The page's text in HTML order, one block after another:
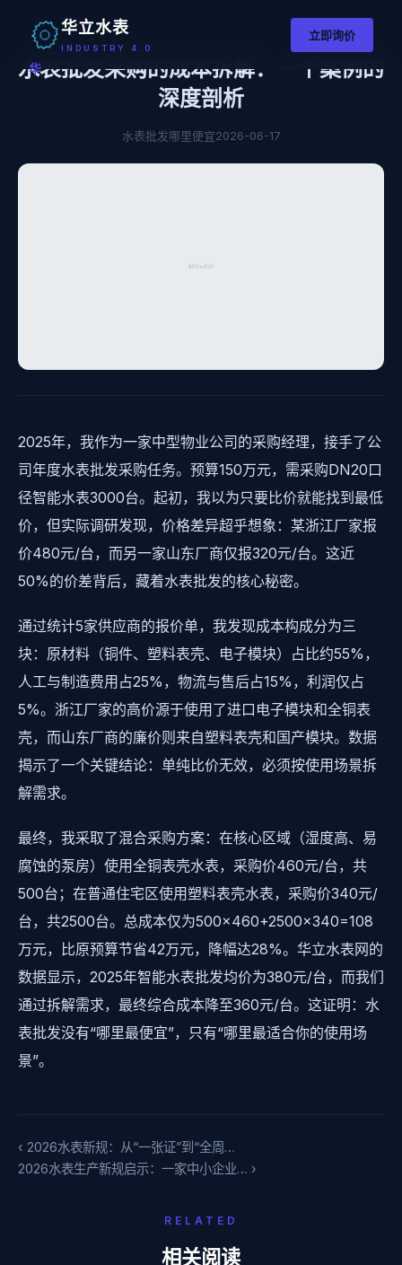
华
华立水表
INDUSTRY 4.0
立即询价
水表批发采购的成本拆解：一个案例的
深度剖析
水表批发哪里便宜2026-06-17
2025年，我作为一家中型物业公司的采购经理，接手了公
司年度水表批发采购任务。预算150万元，需采购DN20口
径智能水表3000台。起初，我以为只要比价就能找到最低
价，但实际调研发现，价格差异超乎想象：某浙江厂家报
价480元/台，而另一家山东厂商仅报320元/台。这近
50%的价差背后，藏着水表批发的核心秘密。
通过统计5家供应商的报价单，我发现成本构成分为三
块：原材料（铜件、塑料表壳、电子模块）占比约55%，
人工与制造费用占25%，物流与售后占15%，利润仅占
5%。浙江厂家的高价源于使用了进口电子模块和全铜表
壳，而山东厂商的廉价则来自塑料表壳和国产模块。数据
揭示了一个关键结论：单纯比价无效，必须按使用场景拆
解需求。
最终，我采取了混合采购方案：在核心区域（湿度高、易
腐蚀的泵房）使用全铜表壳水表，采购价460元/台，共
500台；在普通住宅区使用塑料表壳水表，采购价340元/
台，共2500台。总成本仅为500×460+2500×340=108
万元，比原预算节省42万元，降幅达28%。华立水表网的
数据显示，2025年智能水表批发均价为380元/台，而我们
通过拆解需求，最终综合成本降至360元/台。这证明：水
表批发没有“哪里最便宜”，只有“哪里最适合你的使用场
景”。
‹ 2026水表新规：从“一张证”到“全周…
2026水表生产新规启示：一家中小企业… ›
RELATED
相关阅读